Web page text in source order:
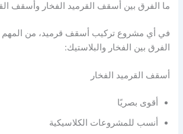
ما الفرق بين أسقف القرميد الفخار وأسقف
في أي مشروع تركيب أسقف قرميد، من المهم
الفرق بين الفخار والبلاستيك:
أسقف القرميد الفخار
أقوى بصريًا
أنسب للمشروعات الكلاسيكية